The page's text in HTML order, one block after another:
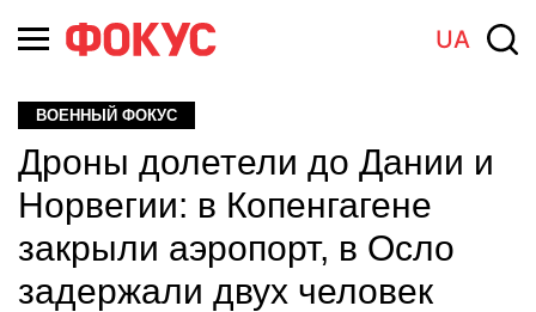
UA
ВОЕННЫЙ ФОКУС
Дроны долетели до Дании и
Норвегии: в Копенгагене
закрыли аэропорт, в Осло
задержали двух человек